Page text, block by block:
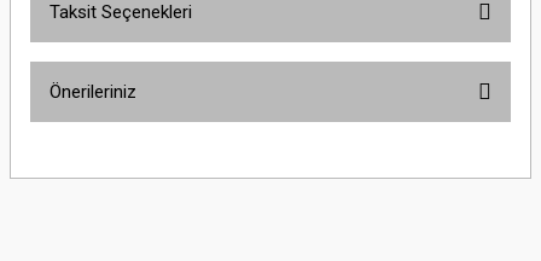
Taksit Seçenekleri
Önerileriniz
yetersiz gördüğünüz noktaları öneri formunu kullanarak tarafımıza